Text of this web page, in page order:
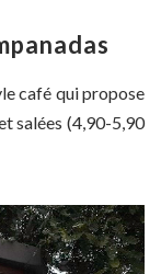
café qui propose
salées (4,90-5,90